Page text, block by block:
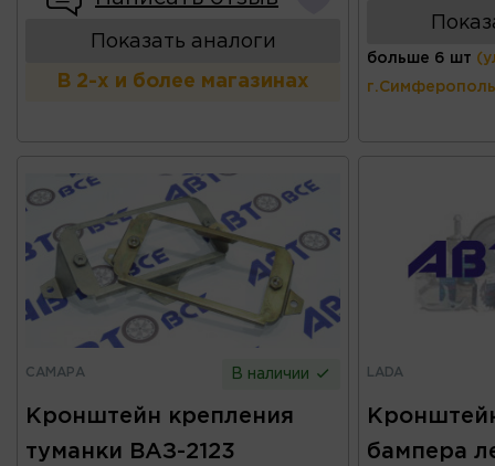
Показать аналоги
В 2-х и более магазинах
больше 6 шт
САМАРА В наличии
Кронштейн крепления
туманки ВАЗ-2123
LADA
бампера